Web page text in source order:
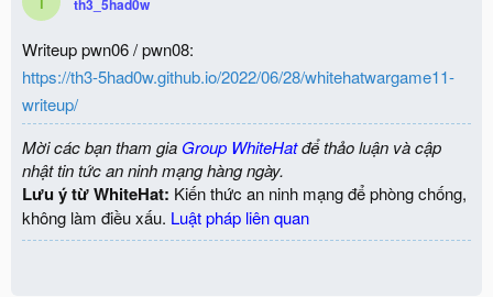
th3_5had0w
Writeup pwn06 / pwn08:
https://th3-5had0w.github.io/2022/06/28/whitehatwargame11-
writeup/
Mời các bạn tham gia Group WhiteHatđể thảo luận và cập
nhật tin tức an ninh mạng hàng ngày.
Lưu ý từ WhiteHat: Kiến thức an ninh mạng để phòng chống,
không làm điều xấu. Luật pháp liên quan